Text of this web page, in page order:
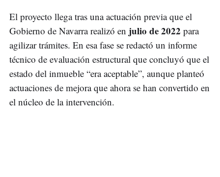
El proyecto llega tras una actuación previa que el
Gobierno de Navarra realizó en julio de 2022 para
agilizar trámites. En esa fase se redactó un informe
técnico de evaluación estructural que concluyó que el
estado del inmueble “era aceptable”, aunque planteó
actuaciones de mejora que ahora se han convertido en
el núcleo de la intervención.